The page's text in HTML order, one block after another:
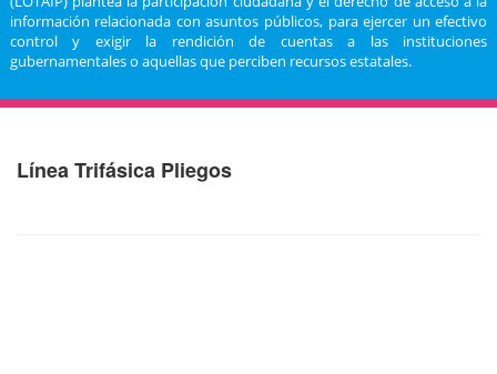
información relacionada con asuntos públicos, para ejercer un efectivo
control y exigir la rendición de cuentas a las instituciones
gubernamentales o aquellas que perciben recursos estatales.
Línea Trifásica Pliegos